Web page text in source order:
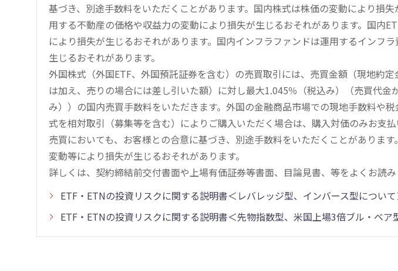
基づき、別途手数料をいただくことがあります。国内株式は株価の変動により損
用する不動産の価格や収益力の変動により損失が生じるおそれがあります。国内
により損失が生じるおそれがあります。国内インフラファンドは運用するインフ
生じるおそれがあります。
外国株式（外国ETF、外国預託証券を含む）の売買取引には、売買金額（現地約
は加え、売りの場合には差し引いた額）に対し最大1.045％（税込み）（売買代
み））の国内売買手数料をいただきます。外国の金融商品市場での現地手数料や
式を相対取引（募集等を含む）によりご購入いただく場合は、購入対価のみお支
売買においても、お客様との合意に基づき、別途手数料をいただくことがありま
変動等により損失が生じるおそれがあります。
詳しくは、契約締結前交付書面や上場有価証券等書面、目論見書、等をよくお読み
ETF・ETNの投資リスクに関する説明書＜レバレッジ型、インバース型について
ETF・ETNの投資リスクに関する説明書＜先物指数型、米国上場3倍ブル・ベア